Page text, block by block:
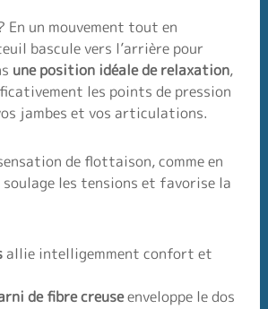
En un mouvement tout en
bascule vers l’arrière pour
une position idéale de relaxation,
les points de pression
jambes et vos articulations.
de flottaison, comme en
soulage les tensions et favorise la
allie intelligemment confort et
de fibre creuseenveloppe le dos